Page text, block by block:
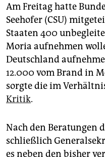
Am Freitag hatte
Seehofer (CSU)
Staaten 400
Moria aufnehmen
Deutschland
12.000 vom Brand in
sorgte die im
Kritik.
Nach den Beratungen
schließlich
es neben den bisher